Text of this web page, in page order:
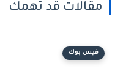
مقالات قد تهمك
فيس بوك